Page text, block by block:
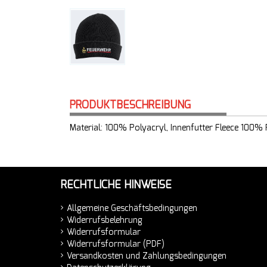
PRODUKTBESCHREIBUNG
Material: 100% Polyacryl, Innenfutter Fleece 100%
RECHTLICHE HINWEISE
Allgemeine Geschäftsbedingungen
Widerrufsbelehrung
Widerrufsformular
Widerrufsformular (PDF)
Versandkosten und Zahlungsbedingungen